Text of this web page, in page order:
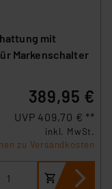
mit
Markenschalter
389,95 €
UVP 409,70 € **
inkl. MwSt.
zu Versandkosten